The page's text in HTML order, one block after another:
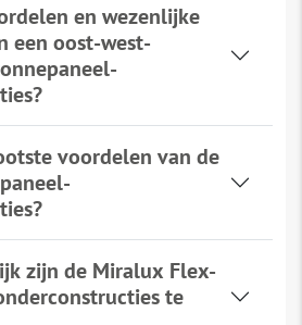
en wezenlijke
een oost-west-
voordelen van de
zijn de Miralux Flex-
te